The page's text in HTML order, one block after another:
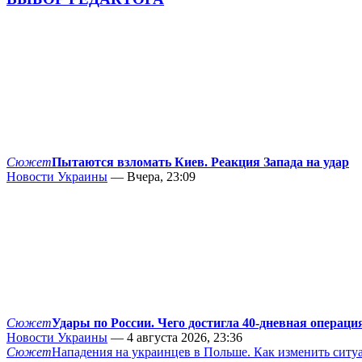
СюжетПытаются взломать Киев. Реакция Запада на удар
Новости Украины — Вчера, 23:09
СюжетУдары по России. Чего достигла 40-дневная
Новости Украины — 4 августа 2026, 23:36
СюжетНападения на украинцев в Польше. Как изменить